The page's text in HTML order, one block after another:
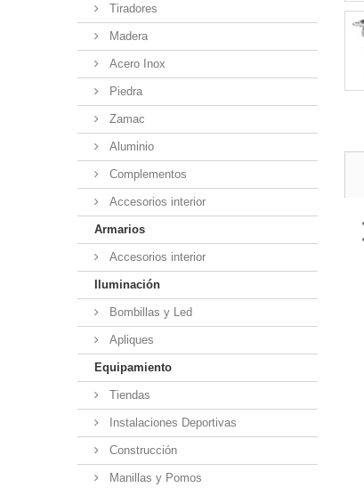
Tiradores
Madera
Acero Inox
Piedra
Zamac
Aluminio
Complementos
Accesorios interior
Armarios
Accesorios interior
Iluminación
Bombillas y Led
Apliques
Equipamiento
Tiendas
Instalaciones Deportivas
Construcción
Manillas y Pomos